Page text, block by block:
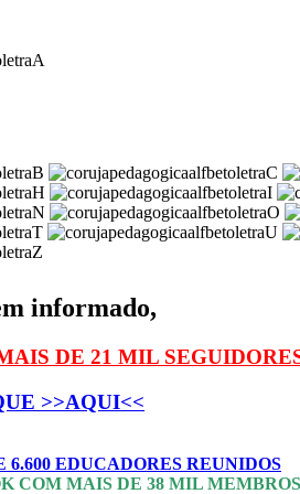
informado,
DE 21 MIL
>>AQUI<<
6.600 EDUCADORES REUNIDOS
COM MAIS DE 38 MIL MEMBROS